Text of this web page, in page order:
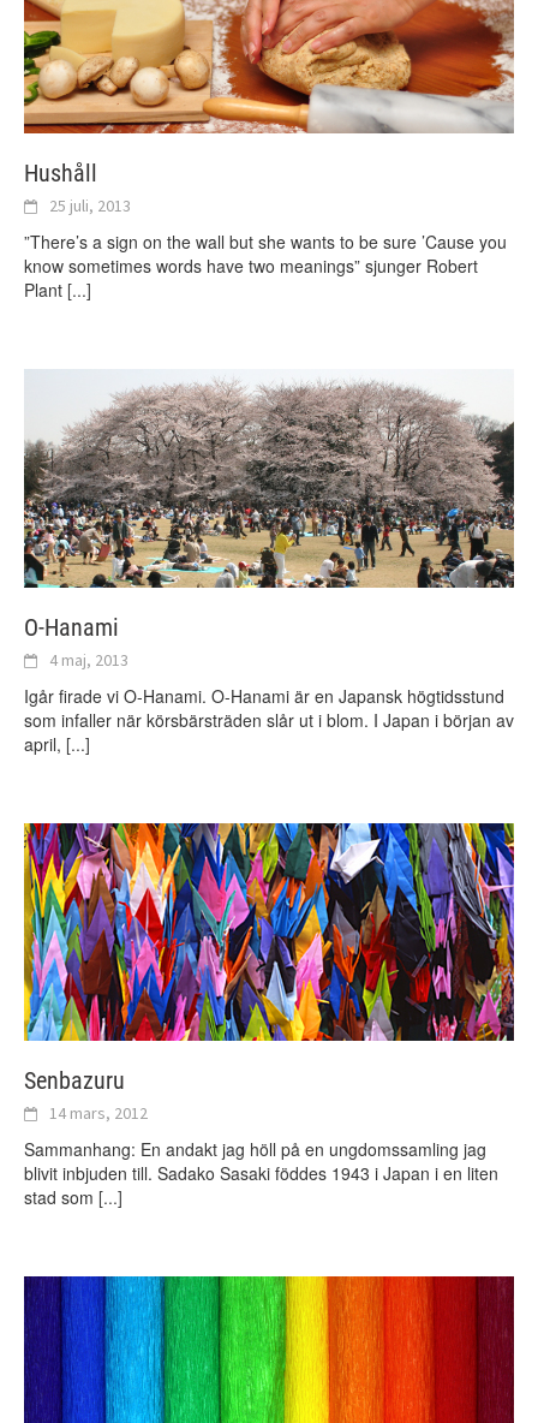
Hushåll
25 juli, 2013
”There’s a sign on the wall but she wants to be sure ’Cause you
know sometimes words have two meanings” sjunger Robert
Plant [...]
O-Hanami
4 maj, 2013
Igår firade vi O-Hanami. O-Hanami är en Japansk högtidsstund
som infaller när körsbärsträden slår ut i blom. I Japan i början av
april, [...]
Senbazuru
14 mars, 2012
Sammanhang: En andakt jag höll på en ungdomssamling jag
blivit inbjuden till. Sadako Sasaki föddes 1943 i Japan i en liten
stad som [...]